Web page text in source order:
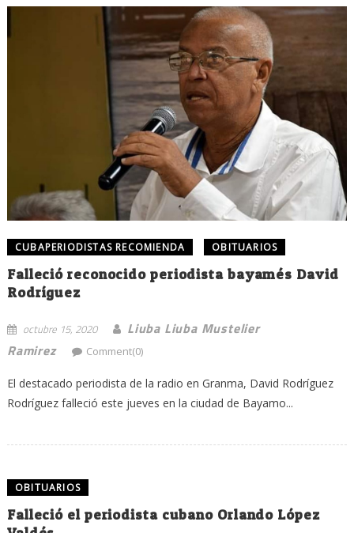
CUBAPERIODISTAS RECOMIENDA OBITUARIOS
Falleció reconocido periodista bayamés David
Rodríguez
octubre 15, 2020
Liuba Liuba Mustelier
Ramirez
Comment(0)
El destacado periodista de la radio en Granma, David Rodríguez
Rodríguez falleció este jueves en la ciudad de Bayamo...
OBITUARIOS
Falleció el periodista cubano Orlando López